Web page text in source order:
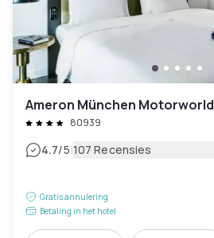
Ameron München Motorworld
80939
4.7/5|107 Recensies
Gratis annulering
Betaling in het hotel